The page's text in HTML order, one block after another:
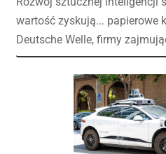
wartość zyskują... papierowe
Deutsche Welle, firmy